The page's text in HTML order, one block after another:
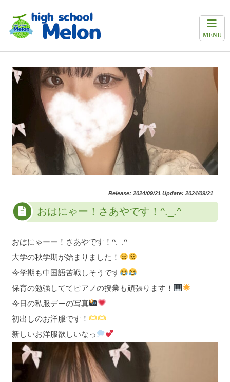
MENU
Release: 2024/09/21 Update: 2024/09/21
おはにゃー！さあやです！^._.^
おはにゃーー！さあやです！^._.^
大学の秋学期が始まりました！
今学期も中国語苦戦しそうです
保育の勉強しててピアノの授業も頑張ります！
今日の私服デーの写真
初出しのお洋服です！
新しいお洋服欲しいなっ